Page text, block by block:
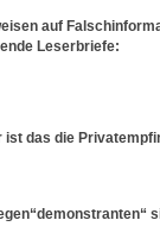
auf
Leserbriefe:
das die